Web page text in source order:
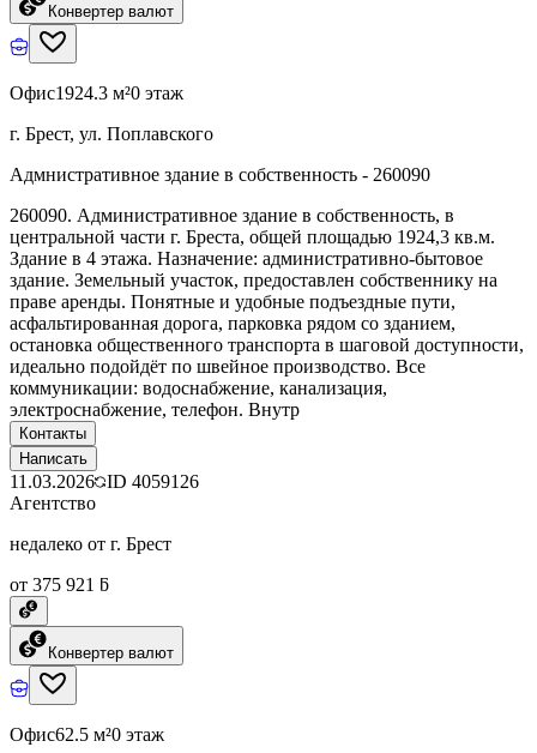
Конвертер валют
Офис1924.3 м²0 этаж
г. Брест, ул. Поплавского
Адмнистративное здание в собственность - 260090
260090. Административное здание в собственность, в
центральной части г. Бреста, общей площадью 1924,3 кв.м.
Здание в 4 этажа. Назначение: административно-бытовое
здание. Земельный участок, предоставлен собственнику на
праве аренды. Понятные и удобные подъездные пути,
асфальтированная дорога, парковка рядом со зданием,
остановка общественного транспорта в шаговой доступности,
идеально подойдёт по швейное производство. Все
коммуникации: водоснабжение, канализация,
электроснабжение, телефон. Внутр
Контакты
Написать
11.03.2026 ID 4059126
Агентство
недалеко от г. Брест
от 375 921 ƃ
Конвертер валют
Офис62.5 м²0 этаж